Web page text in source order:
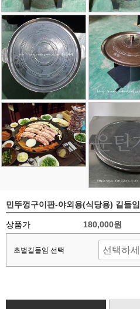
민뚜껑구이판-야외용(식당용) 길들임
상품가 180,000원
초벌길들임 선택